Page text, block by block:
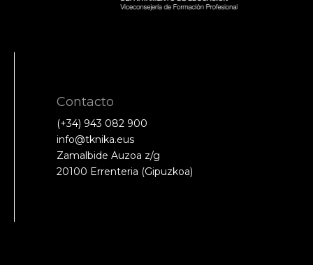
Contacto
(+34) 943 082 900
info@tknika.eus
Zamalbide Auzoa z/g
20100 Errenteria (Gipuzkoa)